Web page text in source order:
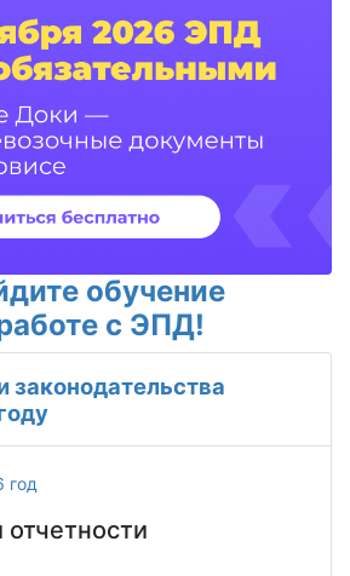
обучение
с ЭПД!
законодательства
год